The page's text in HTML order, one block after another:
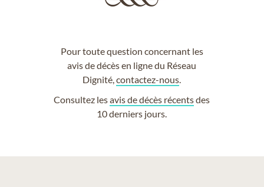
Pour toute question concernant les
avis de décès en ligne du Réseau
Dignité,contactez-nous
Consultez lesavis de décès récentsdes
10 derniers jours.